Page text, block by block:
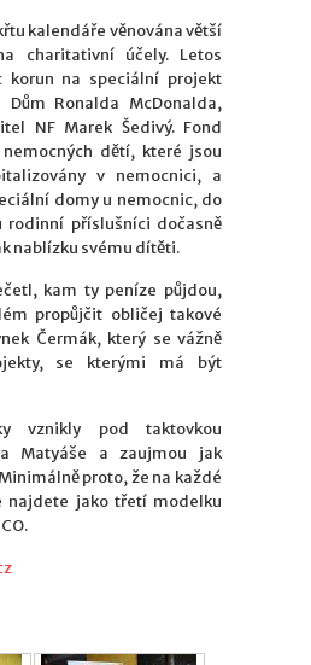
kalendáře věnována větší
charitativní účely. Letos
korun na speciální projekt
Ronalda McDonalda,
NF Marek Šedivý. Fond
dětí, které jsou
v nemocnici, a
domy u nemocnic, do
rodinní příslušníci dočasně
nablízku svému dítěti.
kam ty peníze půjdou,
propůjčit obličej takové
Čermák, který se vážně
se kterými má být
vznikly pod taktovkou
Matyáše a zaujmou jak
proto, že na každé
najdete jako třetí modelku